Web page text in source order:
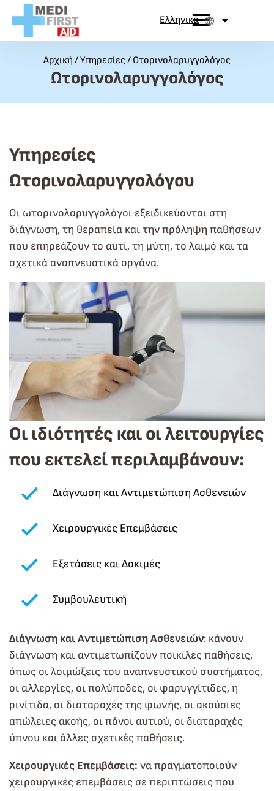
Skip to Content
Ελληνικά
Αρχική /Υπηρεσίες/ Ωτορινολαρυγγολόγος
Ωτορινολαρυγγολόγος
Υπηρεσίες
Ωτορινολαρυγγολόγου
Οι ωτορινολαρυγγολόγοι εξειδικεύονται στη
διάγνωση, τη θεραπεία και την πρόληψη παθήσεων
που επηρεάζουν το αυτί, τη μύτη, το λαιμό και τα
σχετικά αναπνευστικά οργάνα.
Οι ιδιότητές και οι λειτουργίες
που εκτελεί περιλαμβάνουν:
Διάγνωση και Αντιμετώπιση Ασθενειών
Χειρουργικές Επεμβάσεις
Εξετάσεις και Δοκιμές
Συμβουλευτική
Διάγνωση και Αντιμετώπιση Ασθενειών: κάνουν
διάγνωση και αντιμετωπίζουν ποικίλες παθήσεις,
όπως οι λοιμώξεις του αναπνευστικού συστήματος,
οι αλλεργίες, οι πολύποδες, οι φαρυγγίτιδες, η
ρινίτιδα, οι διαταραχές της φωνής, οι ακούσιες
απώλειες ακοής, οι πόνοι αυτιού, οι διαταραχές
ύπνου και άλλες σχετικές παθήσεις.
Χειρουργικές Επεμβάσεις: να πραγματοποιούν
χειρουργικές επεμβάσεις σε περιπτώσεις που